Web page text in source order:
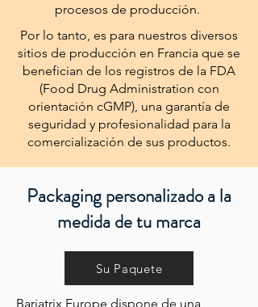
procesos de producción.
Por lo tanto, es para nuestros diversos
sitios de producción en Francia que se
benefician de los registros de la FDA
(Food Drug Administration con
orientación cGMP), una garantía de
seguridad y profesionalidad para la
comercialización de sus productos.
Packaging personalizado a la
medida de tu marca
Su Paquete
Bariatrix Europe dispone de una